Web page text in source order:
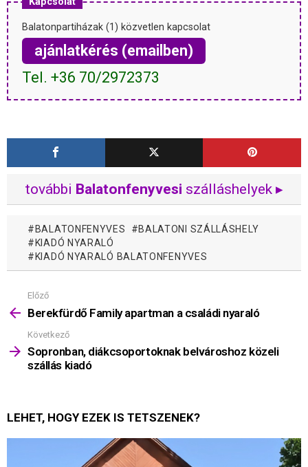
Balatonpartiházak (1) közvetlen kapcsolat
ajánlatkérés (emailben)
Tel. +36 70/2972373
további Balatonfenyvesi szálláshelyek ▸
BALATONFENYVES
BALATONI SZÁLLÁSHELY
KIADÓ NYARALÓ
KIADÓ NYARALÓ BALATONFENYVES
Mutass
többet
Előző
Berekfürdő Family apartman a családi nyaraló
Következő
Sopronban, diákcsoportoknak belvároshoz közeli
szállás kiadó
LEHET, HOGY EZEK IS TETSZENEK?